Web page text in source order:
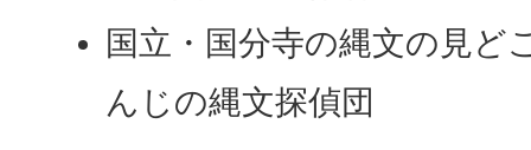
国立・国分寺の縄文の見ど
んじの縄文探偵団